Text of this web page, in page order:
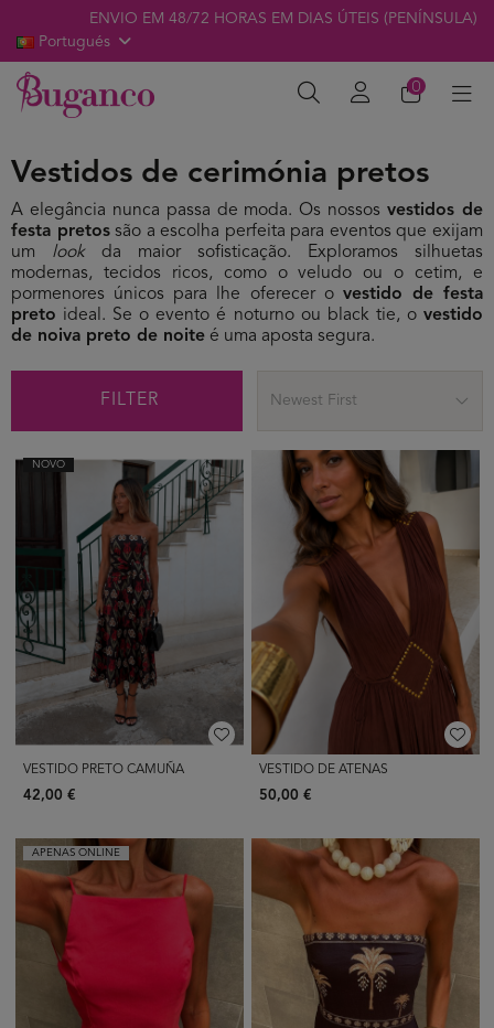
ENVIO EM 48/72 HORAS EM DIAS ÚTEIS (PENÍNSULA)
Portugués
0
Vestidos de cerimónia pretos
A elegância nunca passa de moda. Os nossosvestidos de
festa pretossão a escolha perfeita para eventos que exijam
um lookda maior sofisticação. Exploramos silhuetas
modernas, tecidos ricos, como o veludo ou o cetim, e
pormenores únicos para lhe oferecer o vestido de festa
preto ideal. Se o evento é noturno ou black tie, o vestido
de noiva preto de noite é uma aposta segura.
FILTER Newest First
NOVO
VESTIDO PRETO CAMUÑA
42,00 €
VESTIDO DE ATENAS
50,00 €
APENAS ONLINE